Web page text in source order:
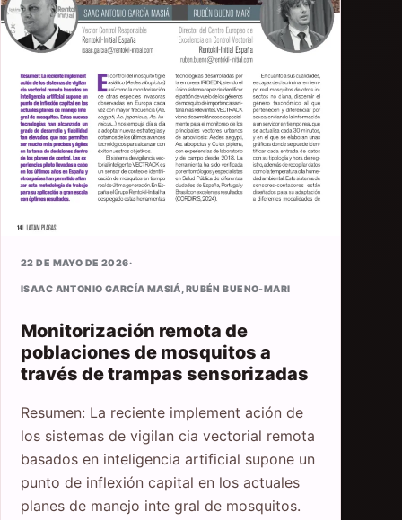
22 DE MAYO DE 2026·
ISAAC ANTONIO GARCÍA MASIÁ,RUBÉN BUENO-MARI
Monitorización remota de
poblaciones de mosquitos a
través de trampas sensorizadas
Resumen: La reciente implement ación de
los sistemas de vigilan cia vectorial remota
basados en inteligencia artificial supone un
punto de inflexión capital en los actuales
planes de manejo inte gral de mosquitos.